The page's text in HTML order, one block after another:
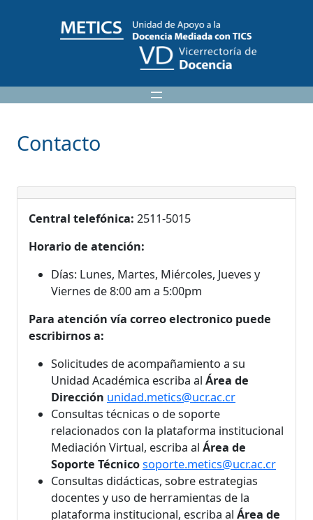
Contacto
Central telefónica: 2511-5015
Horario de atención:
Días: Lunes, Martes, Miércoles, Jueves y
Viernes de 8:00 am a 5:00pm
Para atención vía correo electronico puede
escribirnos a:
Solicitudes de acompañamiento a su
Unidad Académica escriba al Área de
Dirección unidad.metics@ucr.ac.cr
Consultas técnicas o de soporte
relacionados con la plataforma institucional
Mediación Virtual, escriba al Área de
Soporte Técnicosoporte.metics@ucr.ac.cr
Consultas didácticas, sobre estrategias
docentes y uso de herramientas de la
plataforma institucional, escriba al Área de